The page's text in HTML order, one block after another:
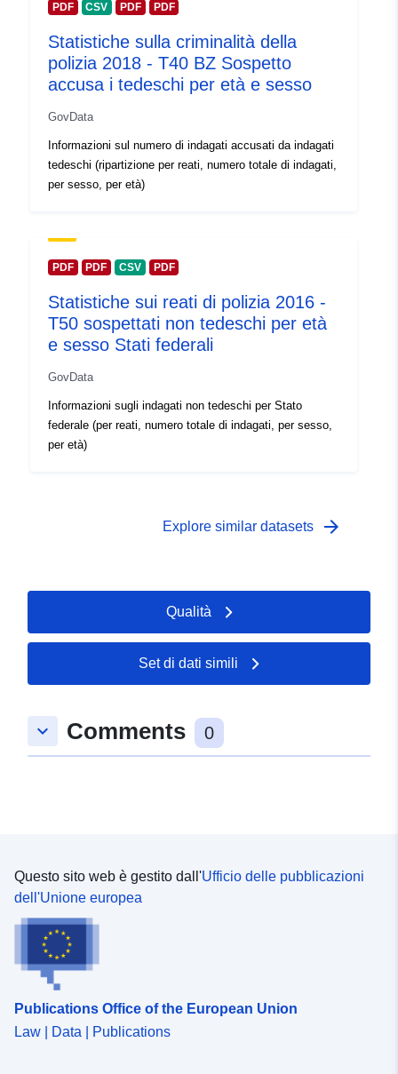
Copertura
temporale:
01 January 2018
- 31 December 2018
PDF CSV PDF PDF
Statistiche sulla criminalità della
polizia 2018 - T40 BZ Sospetto
accusa i tedeschi per età e sesso
GovData
Informazioni sul numero di indagati accusati da indagati
tedeschi (ripartizione per reati, numero totale di indagati,
per sesso, per età)
PDF PDF CSV PDF
Statistiche sui reati di polizia 2016 -
T50 sospettati non tedeschi per età
e sesso Stati federali
GovData
Informazioni sugli indagati non tedeschi per Stato
federale (per reati, numero totale di indagati, per sesso,
per età)
Explore similar datasets arrow_forward
Qualità
Set di dati simili
keyboard_arrow_down Comments 0
Questo sito web è gestito dall'Ufficio delle pubblicazioni
dell'Unione europea
Publications Office of the European Union
Law | Data | Publications